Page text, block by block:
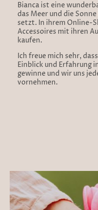
Bianca ist eine
das Meer und die
setzt. In ihrem Online-
Accessoires mit ihren
kaufen.
Ich freue mich sehr,
Einblick und Erfahrung
gewinne und wir uns
vornehmen.